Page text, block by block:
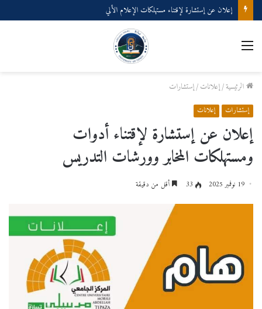
إعلان عن إستشارة لإقتناء مستهلكات الإعلام الألي
القائمة
الرئيسية/إعلانات/إستشارات
إستشارات إعلانات
إعلان عن إستشارة لإقتناء أدوات
ومستهلكات المخابر وورشات التدريس
19 نوفمبر 2025 33 أقل من دقيقة